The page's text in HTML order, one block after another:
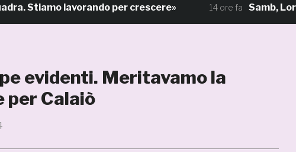
lavorando per crescere» 14 ore fa Samb, Lorenzo
evidenti. Meritavamo la
per Calaiò